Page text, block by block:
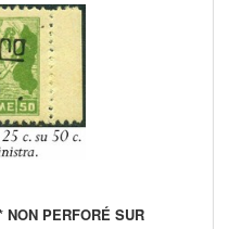
PERFORÉ SUR